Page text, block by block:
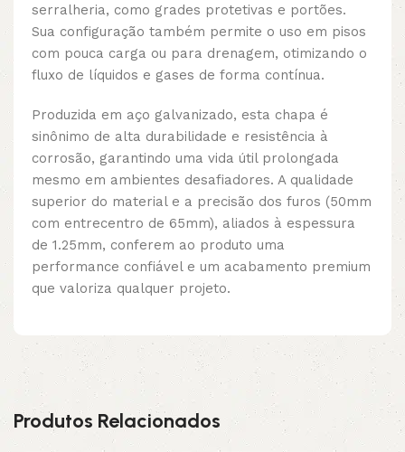
serralheria, como grades protetivas e portões.
Sua configuração também permite o uso em pisos
com pouca carga ou para drenagem, otimizando o
fluxo de líquidos e gases de forma contínua.
Produzida em aço galvanizado, esta chapa é
sinônimo de alta durabilidade e resistência à
corrosão, garantindo uma vida útil prolongada
mesmo em ambientes desafiadores. A qualidade
superior do material e a precisão dos furos (50mm
com entrecentro de 65mm), aliados à espessura
de 1.25mm, conferem ao produto uma
performance confiável e um acabamento premium
que valoriza qualquer projeto.
Produtos Relacionados